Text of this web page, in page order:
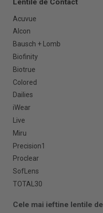
Acuvue
Alcon
Bausch + Lomb
Biofinity
Biotrue
Colored
Dailies
iWear
Live
Miru
Precision1
Proclear
SofLens
TOTAL30
Cele mai ieftine lentile